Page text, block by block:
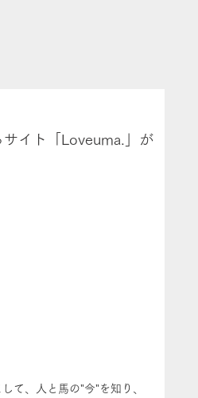
イト「Loveuma.」が
て、人と馬の"今"を知り、